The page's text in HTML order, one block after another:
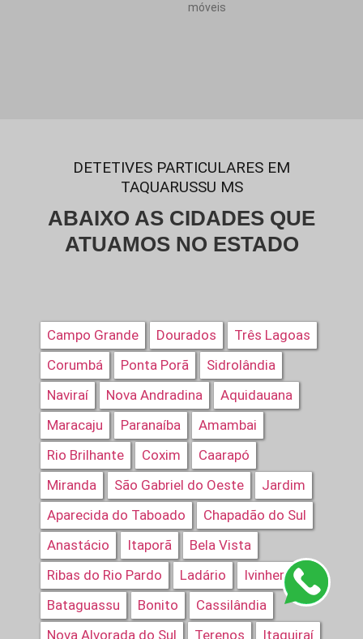
móveis
DETETIVES PARTICULARES EM
TAQUARUSSU MS
ABAIXO AS CIDADES QUE
ATUAMOS NO ESTADO
Campo Grande Dourados
Três Lagoas
Corumbá
Ponta Porã
Sidrolândia
Naviraí
Nova Andradina
Aquidauana
Maracaju
Paranaíba
Amambai
Rio Brilhante
Coxim
Caarapó
Miranda
São Gabriel do Oeste
Jardim
Aparecida do Taboado
Chapadão do Sul
Anastácio
Itaporã
Bela Vista
Ribas do Rio Pardo
Ladário
Ivinhema
Bataguassu
Bonito
Cassilândia
Nova Alvorada do Sul
Terenos Itaquiraí